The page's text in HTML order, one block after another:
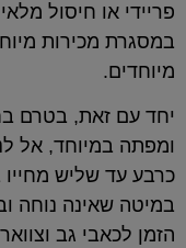
פריידי או חיסול
במסגרת מכירות
מיוחדים.
יחד עם זאת, בטרם
ומפתה במיוחד, אל
כרבע עד שליש
במיטה שאינה נוחה
הזמן לכאבי גב